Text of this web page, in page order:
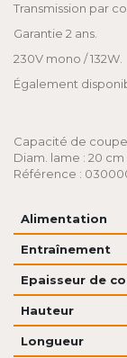
Transmission par
Garantie 2 ans.
230V mono / 132W.
Également
Capacité de coupe
Diam. lame : 20 cm
Référence :
Alimentation
Entraînement
Epaisseur de
Hauteur
Longueur